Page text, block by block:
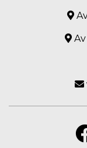
Av